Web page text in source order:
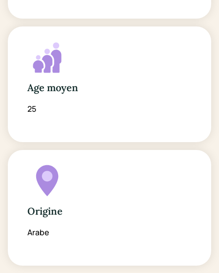
Age moyen
25
Origine
Arabe